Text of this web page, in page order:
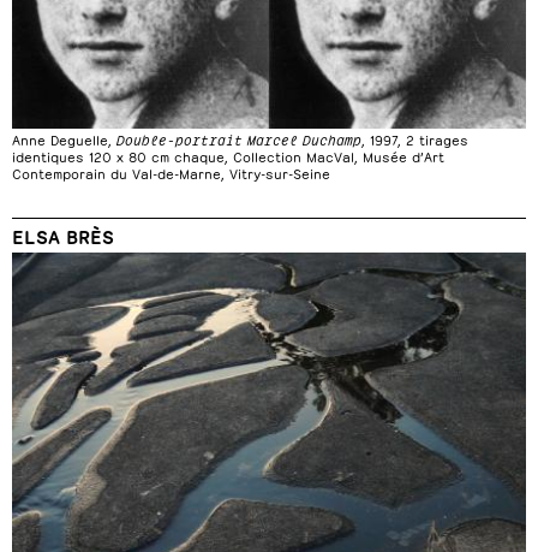
Anne Deguelle, Double-portrait Marcel Duchamp, 1997, 2 tirages
identiques 120 x 80 cm chaque, Collection MacVal, Musée d’Art
Contemporain du Val-de-Marne, Vitry-sur-Seine
ELSA BRÈS